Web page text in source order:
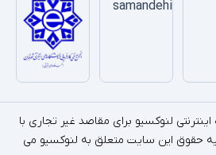
لنوکسیو برای مقاصد غیر تجاری با
حقوق این سایت متعلق به لنوکسیو می